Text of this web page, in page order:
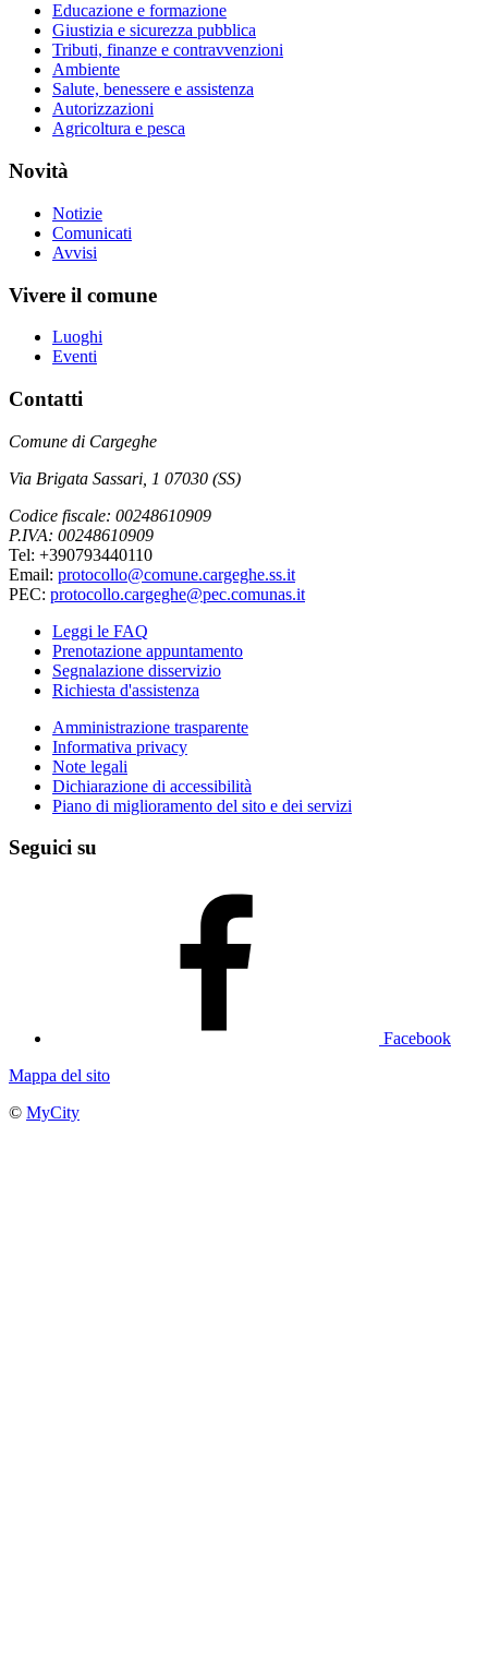
Educazione e formazione
Giustizia e sicurezza pubblica
Tributi, finanze e contravvenzioni
Ambiente
Salute, benessere e assistenza
Autorizzazioni
Agricoltura e pesca
Novità
Notizie
Comunicati
Avvisi
Vivere il comune
Luoghi
Eventi
Contatti
Comune di Cargeghe
Via Brigata Sassari, 1 07030 (SS)
Codice fiscale: 00248610909
P.IVA: 00248610909
Tel: +390793440110
Email: protocollo@comune.cargeghe.ss.it
PEC: protocollo.cargeghe@pec.comunas.it
Leggi le FAQ
Prenotazione appuntamento
Segnalazione disservizio
Richiesta d'assistenza
Amministrazione trasparente
Informativa privacy
Note legali
Dichiarazione di accessibilità
Piano di miglioramento del sito e dei servizi
Seguici su
Facebook
Mappa del sito
© MyCity